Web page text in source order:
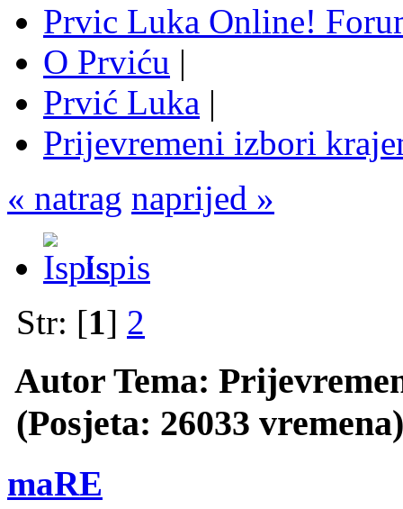
Prvic Luka Online!
O Prviću |
Prvić Luka |
Prijevremeni izbori
« natrag naprijed »
Ispis
Str: [1] 2
Autor Tema:
(Posjeta: 26033 vremena)
maRE